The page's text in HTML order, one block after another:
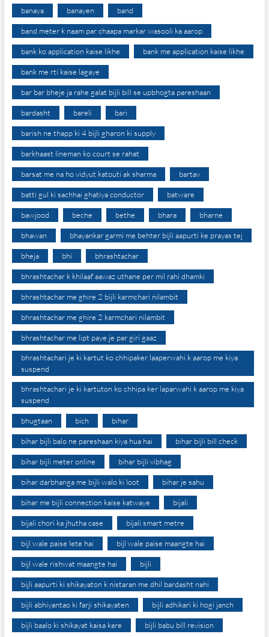
banaya banayen band
band meter k naam par chaapa markar wasooli ka aarop
bank ko application kaise likhe bank me application kaise likhe
bank me rti kaise lagaye
bar bar bheje ja rahe galat bijli bill se upbhogta pareshaan
bardasht bareli bari
barish ne thapp ki 4 bijli gharon ki supply
barkhaast lineman ko court se rahat
barsat me na ho vidyut katouti ak sharma bartav
batti gul ki sachhai ghatiya conductor batware
bawjood beche bethe bhara bharne
bhawan bhayankar garmi me behter bijli aapurti ke prayas tej
bheja bhi bhrashtachar
bhrashtachar k khilaaf aawaz uthane per mil rahi dhamki
bhrashtachar me ghire 2 bijli karmchari nilambit
bhrashtachar me ghire 2 karmchari nilambit
bhrashtachar me lipt paye je par giri gaaz
bhrashtachari je ki kartut ko chhipaker laaperwahi k aarop me kiya
suspend
bhrashtachari je ki kartuton ko chhipa ker laparwahi k aarop me kiya
suspend
bhugtaan bich bihar
bihar bijli balo ne pareshaan kiya hua hai bihar bijli bill check
bihar bijli meter online bihar bijli vibhag
bihar darbhanga me bijli walo ki loot bihar je sahu
bihar me bijli connection kaise katwaye bijali
bijali chori ka jhutha case bijali smart metre
bijl wale paise lete hai bijl wale paise maangte hai
bijl wale rishwat maangte hai bijli
bijli aapurti ki shikayaton k nistaran me dhil bardasht nahi
bijli abhiyantao ki farji shikayaten bijli adhikari ki hogi janch
bijli baalo ki shikayat kaisa kare bijli babu bill revision